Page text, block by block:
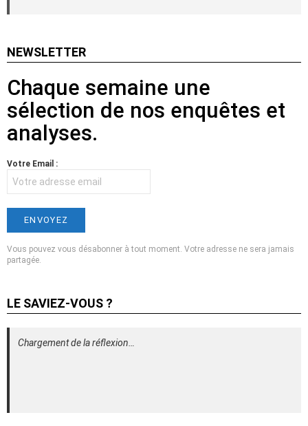
NEWSLETTER
Chaque semaine une
sélection de nos enquêtes et
analyses.
Votre Email :
Vous pouvez vous désabonner à tout moment. Votre adresse ne sera jamais
partagée.
LE SAVIEZ-VOUS ?
Chargement de la réflexion…